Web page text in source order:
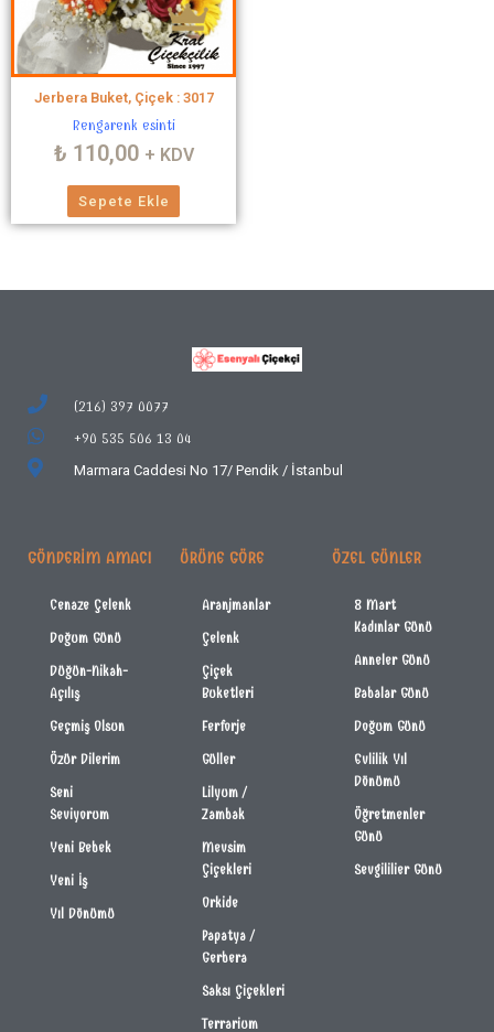
Jerbera Buket, Çiçek : 3017
Rengarenk esinti
₺ 110,00 + KDV
Sepete Ekle
(216) 397 0077
+90 535 506 13 04
Marmara Caddesi No 17/ Pendik / İstanbul
GÖNDERIM AMACI
Cenaze Çelenk
Doğum Günü
Düğün-Nikah-
Açılış
Geçmiş Olsun
Özür Dilerim
Seni
Seviyorum
Yeni Bebek
Yeni İş
Yıl Dönümü
ÜRÜNE GÖRE
Aranjmanlar
Çelenk
Çiçek
Buketleri
Ferforje
Güller
Lilyum /
Zambak
Mevsim
Çiçekleri
Orkide
Papatya /
Gerbera
Saksı Çiçekleri
Terrarium
ÖZEL GÜNLER
8 Mart
Kadınlar Günü
Anneler Günü
Babalar Günü
Doğum Günü
Evlilik Yıl
Dönümü
Öğretmenler
Günü
Sevgililier Günü